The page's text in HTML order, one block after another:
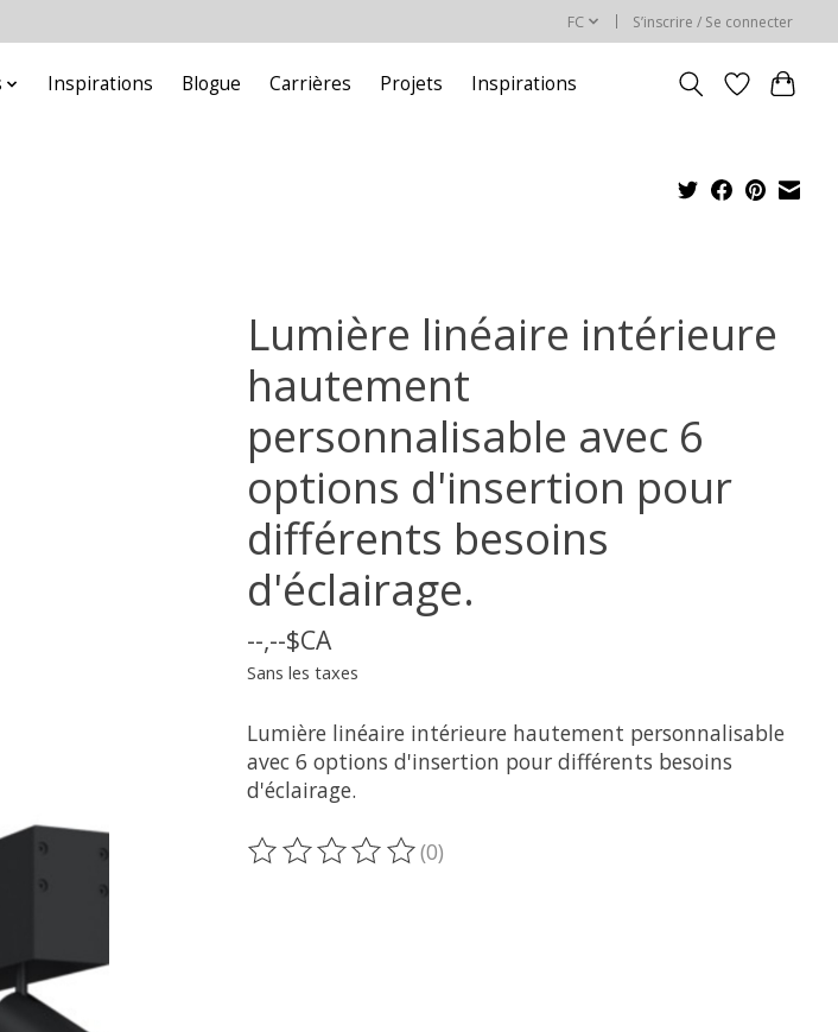
FC S’inscrire / Se connecter
Inspirations Blogue Carrières Projets Inspirations
Lumière linéaire intérieure
hautement
personnalisable avec 6
options d'insertion pour
différents besoins
d'éclairage.
--,--$CA
Sans les taxes
Lumière linéaire intérieure hautement personnalisable
avec 6 options d'insertion pour différents besoins
d'éclairage.
Ce produit est évalué à
(0)